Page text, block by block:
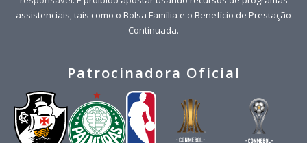
assistenciais, tais como o Bolsa Família e o Benefício de Prestação
Continuada.
Patrocinadora Oficial